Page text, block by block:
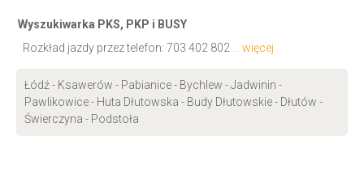
Wyszukiwarka PKS, PKP i BUSY
Rozkład jazdy przez telefon: 703 402 802 ... więcej
Łódź - Ksawerów - Pabianice - Bychlew - Jadwinin -
Pawlikowice - Huta Dłutowska - Budy Dłutowskie - Dłutów -
Świerczyna - Podstoła